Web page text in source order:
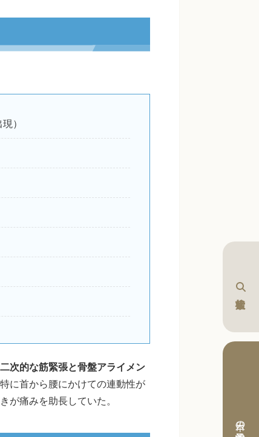
本日の予約状況
）
次的な筋緊張と骨盤アライメン
に首から腰にかけての連動性が
が痛みを助長していた。